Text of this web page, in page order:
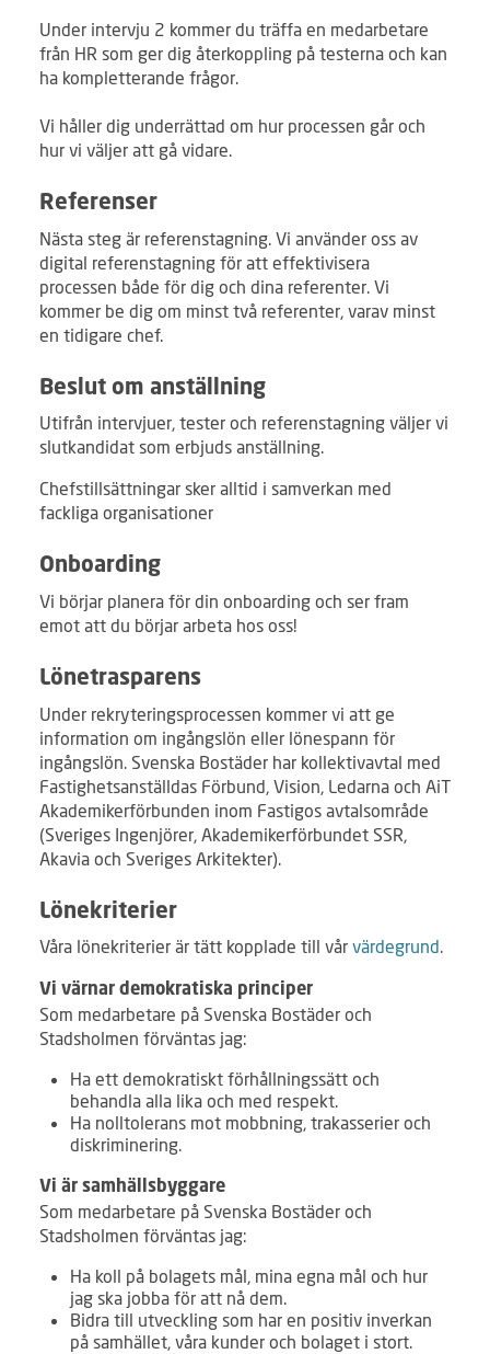
Under intervju 2 kommer du träffa en medarbetare
från HR som ger dig återkoppling på testerna och kan
ha kompletterande frågor.
Vi håller dig underrättad om hur processen går och
hur vi väljer att gå vidare.
Referenser
Nästa steg är referenstagning. Vi använder oss av
digital referenstagning för att effektivisera
processen både för dig och dina referenter. Vi
kommer be dig om minst två referenter, varav minst
en tidigare chef.
Beslut om anställning
Utifrån intervjuer, tester och referenstagning väljer vi
slutkandidat som erbjuds anställning.
Chefstillsättningar sker alltid i samverkan med
fackliga organisationer
Onboarding
Vi börjar planera för din onboarding och ser fram
emot att du börjar arbeta hos oss!
Lönetrasparens
Under rekryteringsprocessen kommer vi att ge
information om ingångslön eller lönespann för
ingångslön. Svenska Bostäder har kollektivavtal med
Fastighetsanställdas Förbund, Vision, Ledarna och AiT
Akademiker­förbunden inom Fastigos avtalsområde
(Sveriges Ingenjörer, Akademikerförbundet SSR,
Akavia och Sveriges Arkitekter).
Lönekriterier
Våra lönekriterier är tätt kopplade till vår värdegrund.
Vi värnar demokratiska principer
Som medarbetare på Svenska Bostäder och
Stadsholmen förväntas jag:
Ha ett demokratiskt förhållningssätt och
behandla alla lika och med respekt.
Ha nolltolerans mot mobbning, trakasserier och
diskriminering.
Vi är samhällsbyggare
Som medarbetare på Svenska Bostäder och
Stadsholmen förväntas jag:
Ha koll på bolagets mål, mina egna mål och hur
jag ska jobba för att nå dem.
Bidra till utveckling som har en positiv inverkan
på samhället, våra kunder och bolaget i stort.